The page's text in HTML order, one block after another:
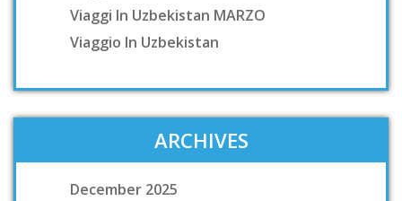
Viaggi In Uzbekistan MARZO
Viaggio In Uzbekistan
ARCHIVES
December 2025